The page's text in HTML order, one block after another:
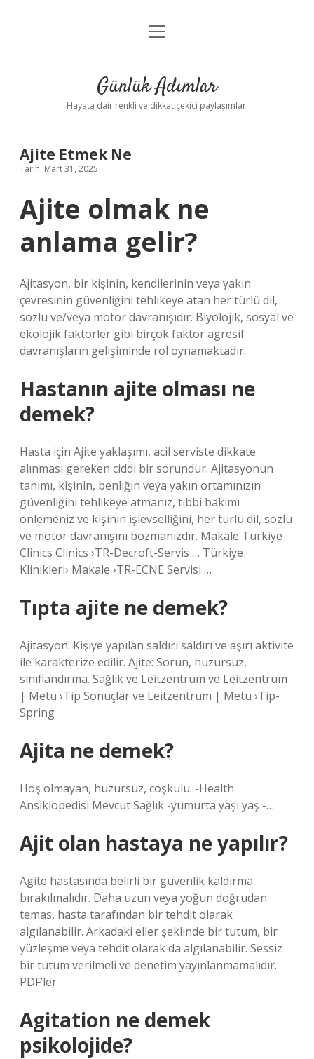
Anasayfa
Yasal Uyarı
menüyü
Günlük Adımlar
Hayata dair renkli ve dikkat çekici paylaşımlar.
Ajite Etmek Ne
Tarih: Mart 31, 2025
Ajite olmak ne
anlama gelir?
Ajitasyon, bir kişinin, kendilerinin veya yakın
çevresinin güvenliğini tehlikeye atan her türlü dil,
sözlü ve/veya motor davranışıdır. Biyolojik, sosyal ve
ekolojik faktörler gibi birçok faktör agresif
davranışların gelişiminde rol oynamaktadır.
Hastanın ajite olması ne
demek?
Hasta için Ajite yaklaşımı, acil serviste dikkate
alınması gereken ciddi bir sorundur. Ajitasyonun
tanımı, kişinin, benliğin veya yakın ortamınızın
güvenliğini tehlikeye atmanız, tıbbi bakımı
önlemeniz ve kişinin işlevselliğini, her türlü dil, sözlü
ve motor davranışını bozmanızdır. Makale Turkiye
Clinics Clinics ›TR-Decroft-Servis … Türkiye
Klinikleri› Makale ›TR-ECNE Servisi …
Tıpta ajite ne demek?
Ajitasyon: Kişiye yapılan saldırı saldırı ve aşırı aktivite
ile karakterize edilir. Ajite: Sorun, huzursuz,
sınıflandırma. Sağlık ve Leitzentrum ve Leitzentrum
| Metu ›Tip Sonuçlar ve Leitzentrum | Metu ›Tip-
Spring
Ajita ne demek?
Hoş olmayan, huzursuz, coşkulu. -Health
Ansiklopedisi Mevcut Sağlık -yumurta yaşı yaş -…
Ajit olan hastaya ne yapılır?
Agite hastasında belirli bir güvenlik kaldırma
bırakılmalıdır. Daha uzun veya yoğun doğrudan
temas, hasta tarafından bir tehdit olarak
algılanabilir. Arkadaki eller şeklinde bir tutum, bir
yüzleşme veya tehdit olarak da algılanabilir. Sessiz
bir tutum verilmeli ve denetim yayınlanmamalıdır.
PDF’ler
Agitation ne demek
psikolojide?